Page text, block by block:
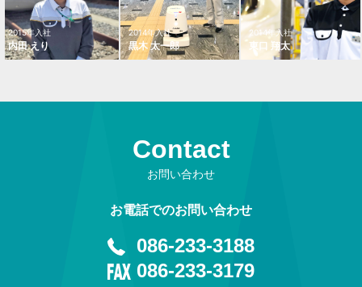
2015年入社
内田 えり
2014年入社
黒木 太一郎
2014年入社
東口 翔太
Contact
お問い合わせ
お電話でのお問い合わせ
086-233-3188
086-233-3179